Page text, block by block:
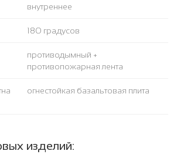
внутреннее
180 градусов
противодымный +
противопожарная лента
огнестойкая базальтовая плита
изделий: